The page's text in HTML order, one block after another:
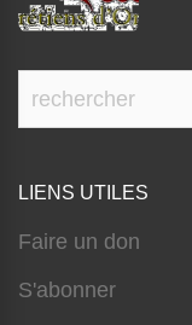
LIENS UTILES
Faire un don
S'abonner